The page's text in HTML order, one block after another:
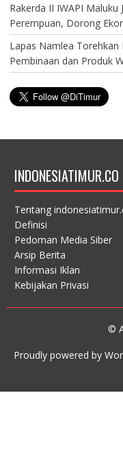
Rakerda II IWAPI
Perempuan, Dorong
Lapas Namlea Torehkan
Pembinaan dan Produk
INDONESIATIMUR.CO
Tentang
Definisi
Pedoman Media Siber
Arsip Berita
Informasi Iklan
Kebijakan Privasi
©
Proudly powered by